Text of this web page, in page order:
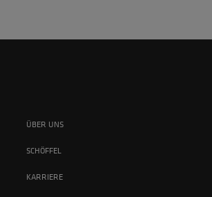
ÜBER UNS
SCHÖFFEL
KARRIERE